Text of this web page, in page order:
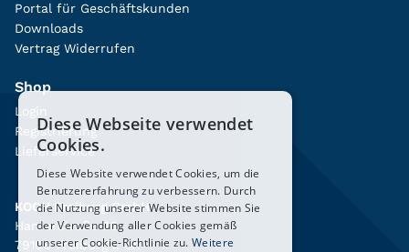
Portal für Geschäftskunden
Downloads
Vertrag Widerrufen
Shop
Login
Registrierung
Lieferservice
KOCH Freiburg GmbH
Hanferstraße 26
79108 Freiburg i. Br.
Diese Webseite verwendet
Cookies.
Diese Website verwendet Cookies, um die
Benutzererfahrung zu verbessern. Durch
die Nutzung unserer Website stimmen Sie
der Verwendung aller Cookies gemäß
unserer Cookie-Richtlinie zu.Weitere